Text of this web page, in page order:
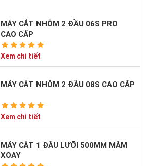
MÁY CẮT NHÔM 2 ĐẦU 06S PRO
CAO CẤP
Xem chi tiết
MÁY CẮT NHÔM 2 ĐẦU 08S CAO CẤP
Xem chi tiết
MÁY CẮT 1 ĐẦU LƯỠI 500MM MÂM
XOAY